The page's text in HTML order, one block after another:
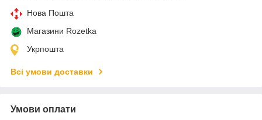
Нова Пошта
Магазини Rozetka
Укрпошта
Всі умови доставки
Умови оплати